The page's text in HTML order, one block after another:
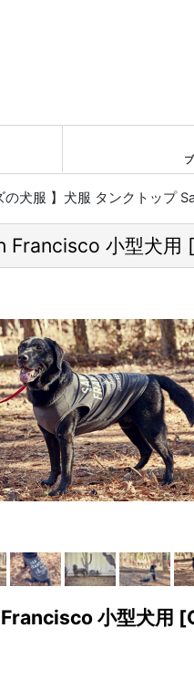
犬服 】犬服 タンクトップ
Francisco 小型犬用 [
小型犬用 [